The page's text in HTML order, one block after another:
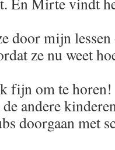
door mijn
ze nu weet
fijn om te horen!
andere
doorgaan met